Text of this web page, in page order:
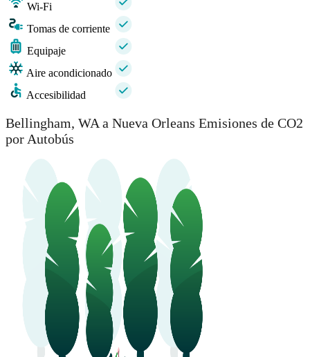
Wi-Fi
Tomas de corriente
Equipaje
Aire acondicionado
Accesibilidad
Bellingham, WA a Nueva Orleans Emisiones de CO2
por Autobús